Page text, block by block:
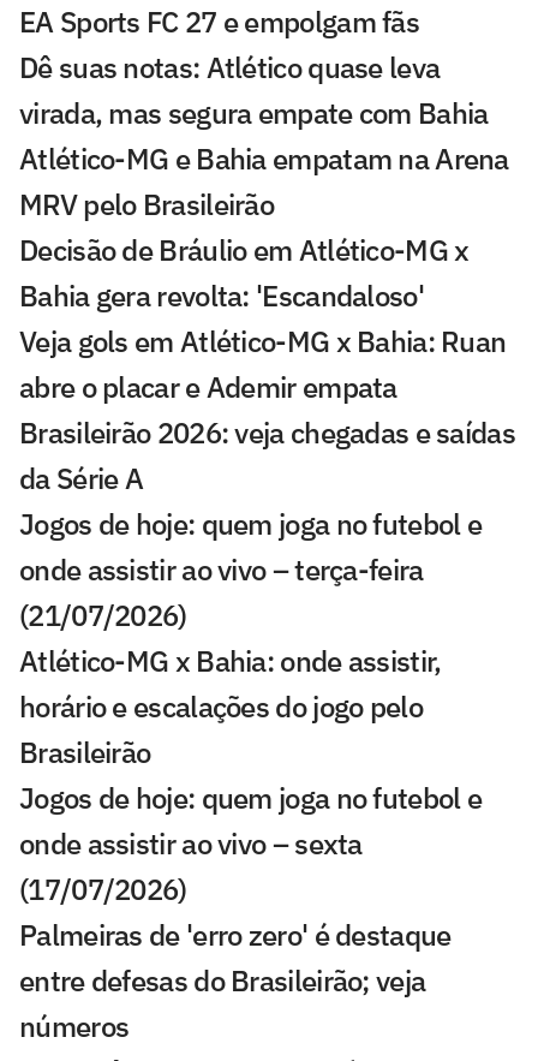
EA Sports FC 27 e empolgam fãs
Dê suas notas: Atlético quase leva
virada, mas segura empate com Bahia
Atlético-MG e Bahia empatam na Arena
MRV pelo Brasileirão
Decisão de Bráulio em Atlético-MG x
Bahia gera revolta: 'Escandaloso'
Veja gols em Atlético-MG x Bahia: Ruan
abre o placar e Ademir empata
Brasileirão 2026: veja chegadas e saídas
da Série A
Jogos de hoje: quem joga no futebol e
onde assistir ao vivo – terça-feira
(21/07/2026)
Atlético-MG x Bahia: onde assistir,
horário e escalações do jogo pelo
Brasileirão
Jogos de hoje: quem joga no futebol e
onde assistir ao vivo – sexta
(17/07/2026)
Palmeiras de 'erro zero' é destaque
entre defesas do Brasileirão; veja
números